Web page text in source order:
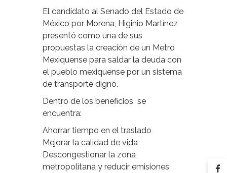
El candidato al Senado del Estado de
México por Morena, Higinio Martínez
presentó como una de sus
propuestas la creación de un Metro
Mexiquense para saldar la deuda con
el pueblo mexiquense por un sistema
de transporte digno.
Dentro de los beneficios se
encuentra:
Ahorrar tiempo en el traslado
Mejorar la calidad de vida
Descongestionar la zona
metropolitana y reducir emisiones